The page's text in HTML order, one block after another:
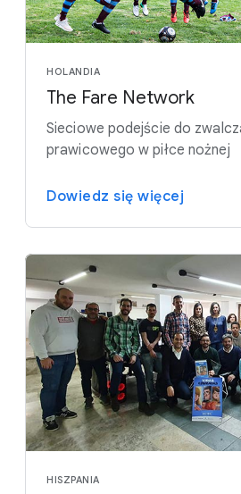
HOLANDIA
The Fare Network
Sieciowe podejście do
prawicowego w piłce nożnej
Dowiedz się więcej
HISZPANIA